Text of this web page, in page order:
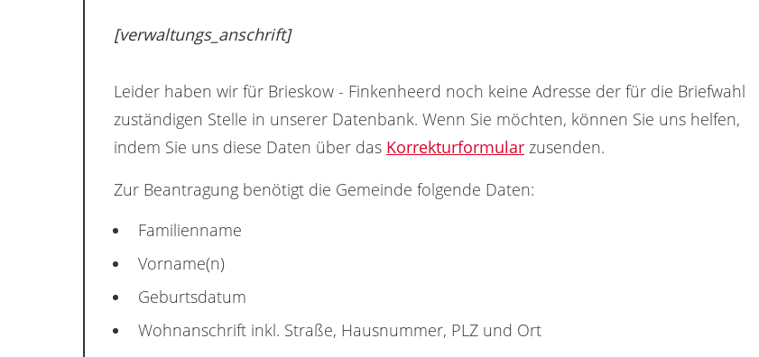
[verwaltungs_anschrift]
Leider haben wir für Brieskow - Finkenheerd noch keine Adresse der für die Briefwahl
zuständigen Stelle in unserer Datenbank. Wenn Sie möchten, können Sie uns helfen,
indem Sie uns diese Daten über das Korrekturformular zusenden.
Zur Beantragung benötigt die Gemeinde folgende Daten:
Familienname
Vorname(n)
Geburtsdatum
Wohnanschrift inkl. Straße, Hausnummer, PLZ und Ort